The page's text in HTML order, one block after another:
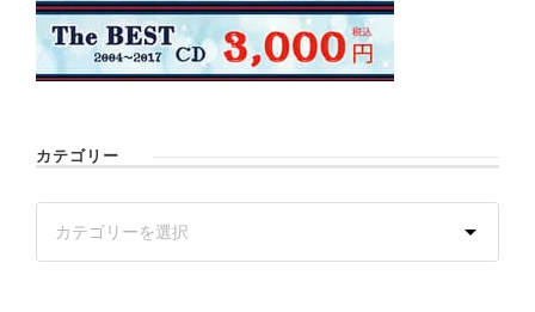
カテゴリー